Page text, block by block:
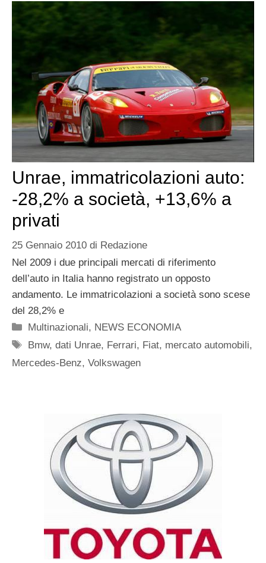
Unrae, immatricolazioni auto:
-28,2% a società, +13,6% a
privati
25 Gennaio 2010 di Redazione
Nel 2009 i due principali mercati di riferimento
dell’auto in Italia hanno registrato un opposto
andamento. Le immatricolazioni a società sono scese
del 28,2% e
Categorie
Multinazionali, NEWS ECONOMIA
Tag
Bmw,dati Unrae, Ferrari, Fiat, mercato automobili,
Mercedes-Benz, Volkswagen